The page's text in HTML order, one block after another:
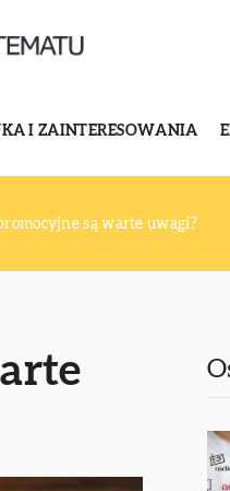
I ZAINTERESOWANIA
są warte uwagi?